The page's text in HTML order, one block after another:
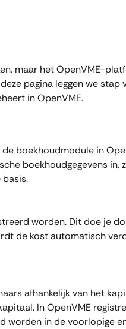
maar het OpenVME-
pagina leggen we stap
in OpenVME.
boekhoudmodule in
boekhoudgegevens in,
worden. Dit doe je
de kost automatisch
afhankelijk van het
In OpenVME
worden in de voorlopige